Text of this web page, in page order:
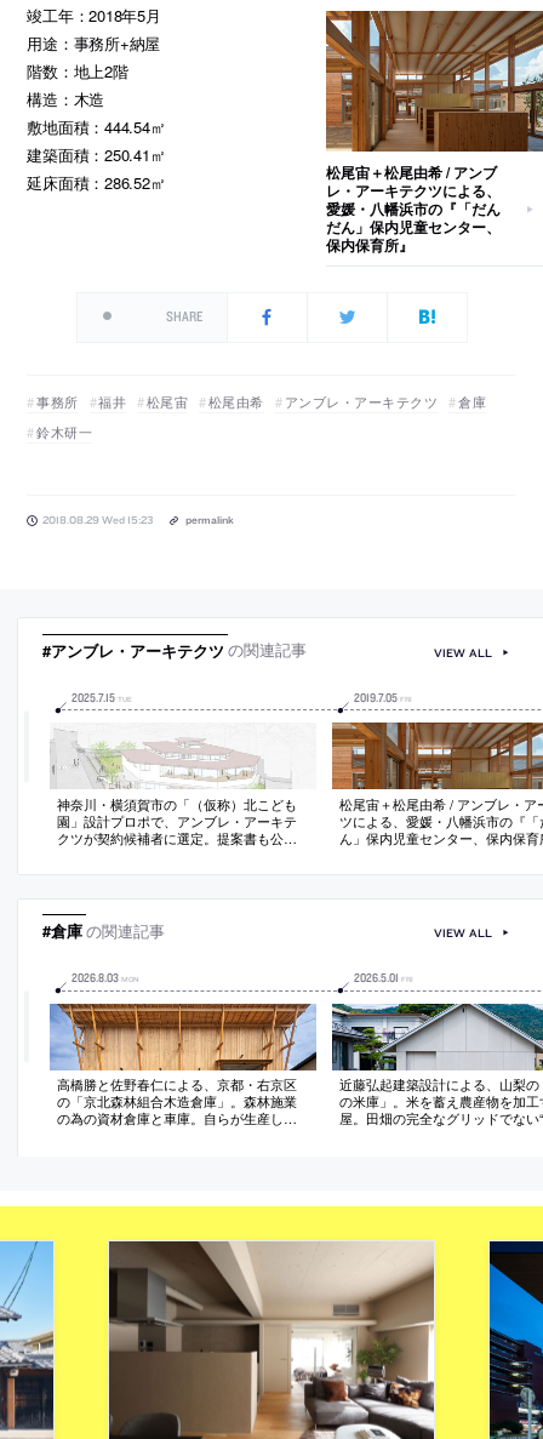
竣工年：2018年5月
用途：事務所+納屋
階数：地上2階
構造：木造
敷地面積：444.54㎡
建築面積：250.41㎡
延床面積：286.52㎡
松尾宙＋松尾由希 / アンブ
レ・アーキテクツによる、
愛媛・八幡浜市の『「だん
だん」保内児童センター、
保内保育所』
SHARE
事務所 福井 松尾宙 松尾由希 アンブレ・アーキテクツ
倉庫
鈴木研一
2018.08.29 Wed 15:23 permalink
#アンブレ・アーキテクツ の関連記事
2025.7.15 TUE
神奈川・横須賀市の「（仮称）北こども
園」設計プロポで、アンブレ・アーキテ
クツが契約候補者に選定。提案書も公
エ、キノアーキテクツ、象設計集団、高
2019.7.05 FRI
松尾宙＋松尾由希 / アンブレ・ア
ツによる、愛媛・八幡浜市の『「
ん」保内児童センター、保内保育
VIEW ALL
#倉庫の関連記事
2026.8.03 MON
高橋勝と佐野春仁による、京都・右京区
の「京北森林組合木造倉庫」。森林施業
の為の資材倉庫と車庫。自らが生産した
2026.5.01 FRI
近藤弘起建築設計による、山梨の
の米庫」。米を蓄え農産物を加工
屋。田畑の完全なグリッドでない
VIEW ALL